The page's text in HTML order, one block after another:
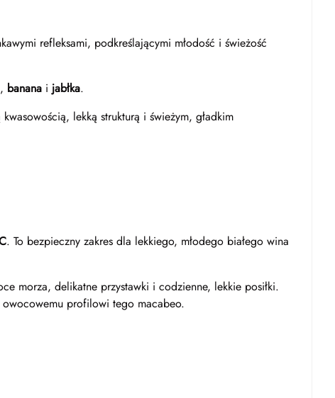
refleksami, podkreślającymi młodość i świeżość
, banana i jabłka.
lekką strukturą i świeżym, gładkim
. To bezpieczny zakres dla lekkiego, młodego białego wina
morza, delikatne przystawki i codzienne, lekkie posiłki.
profilowi tego macabeo.